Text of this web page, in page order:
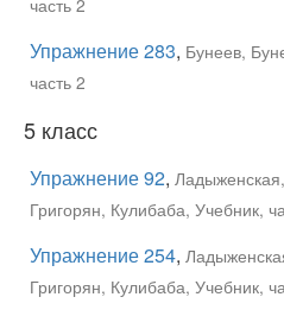
Упражнение 283, Бунеев,
часть 2
5 класс
Упражнение 92,
Григорян, Кулибаба, Учебник,
Упражнение 254,
Григорян, Кулибаба, Учебник,